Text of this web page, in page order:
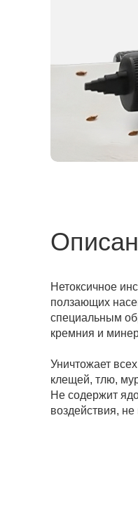
Нетоксичное
ползающих
специальным
кремния и
Уничтожает
клещей, тлю,
Не содержит
воздействия,